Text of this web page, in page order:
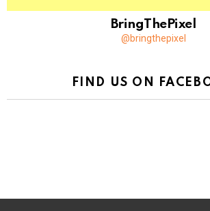
BringThePixel
@bringthepixel
FIND US ON